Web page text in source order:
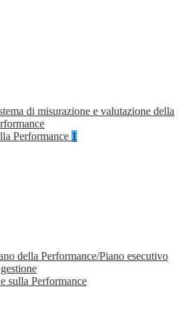
di misurazione e valutazione della
Performance 1
della Performance/Piano esecutivo
sulla Performance